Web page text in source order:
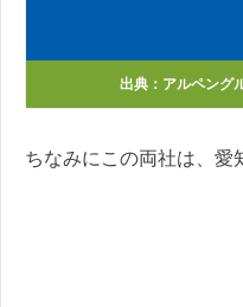
出典： アルペング
ちなみにこの両社は、愛